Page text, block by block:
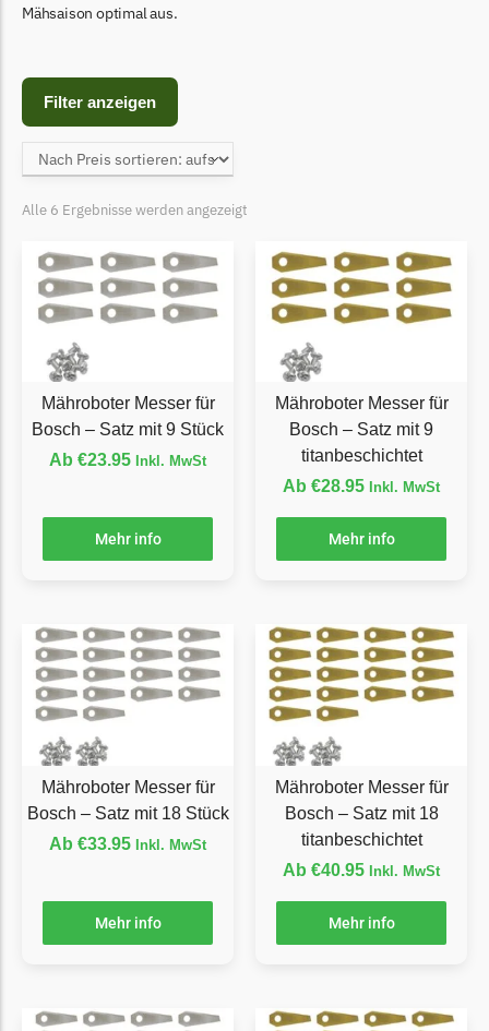
Begrenzungsdraht
Central Park Messer
Begrenzungsdraht
Cramer
Cramer Messer
Begrenzungsdraht
Cub Cadet
Begrenzungsdraht
Ecovacs
Etesia
Etesia Messer
Begrenzungsdraht
Eufy
Eufy Messer
Ferrex
Begrenzungsdraht
Florabest
Begrenzungsdraht
Mähsaison optimal aus.
Filter anzeigen
Alle 6 Ergebnisse werden angezeigt
Mähroboter Messer für
Bosch – Satz mit 9 Stück
Ab €23.95 Inkl. MwSt
Mehr info
Mähroboter Messer für
Bosch – Satz mit 9
titanbeschichtet
Ab €28.95 Inkl. MwSt
Mehr info
Mähroboter Messer für
Bosch – Satz mit 18 Stück
Ab €33.95 Inkl. MwSt
Mehr info
Mähroboter Messer für
Bosch – Satz mit 18
titanbeschichtet
Ab €40.95 Inkl. MwSt
Mehr info